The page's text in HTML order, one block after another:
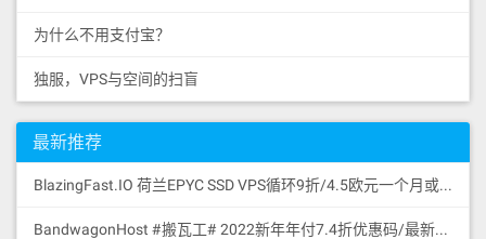
为什么不用支付宝？
独服，VPS与空间的扫盲
最新推荐
BlazingFast.IO 荷兰EPYC SSD VPS循环9折/4.5欧元一个月或43.2欧元一年/1核/1GB/30GB SSD NVMe GEN4/无限流量100Mbps/DDoS保护/KVM/荷兰
BandwagonHost #搬瓦工# 2022新年年付7.4折优惠码/最新可访问官网地址更新/促销特价商品合集/支持微信与支付宝付款